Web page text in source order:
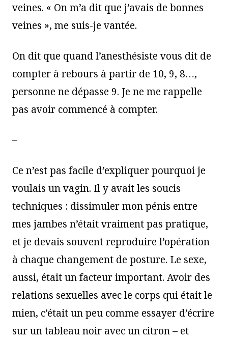
veines. « On m’a dit que j’avais de bonnes
veines », me suis-je vantée.
On dit que quand l’anesthésiste vous dit de
compter à rebours à partir de 10, 9, 8…,
personne ne dépasse 9. Je ne me rappelle
pas avoir commencé à compter.
–
Ce n’est pas facile d’expliquer pourquoi je
voulais un vagin. Il y avait les soucis
techniques : dissimuler mon pénis entre
mes jambes n’était vraiment pas pratique,
et je devais souvent reproduire l’opération
à chaque changement de posture. Le sexe,
aussi, était un facteur important. Avoir des
relations sexuelles avec le corps qui était le
mien, c’était un peu comme essayer d’écrire
sur un tableau noir avec un citron – et